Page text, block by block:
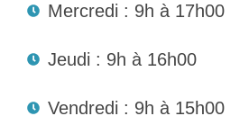
Mercredi : 9h à 17h00
Jeudi : 9h à 16h00
Vendredi : 9h à 15h00